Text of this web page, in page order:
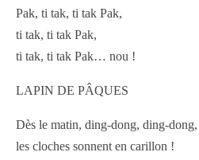
Pak, ti tak, ti tak Pak,
ti tak, ti tak Pak,
ti tak, ti tak Pak… nou !
LAPIN DE PÂQUES
Dès le matin, ding-dong, ding-dong,
les cloches sonnent en carillon !